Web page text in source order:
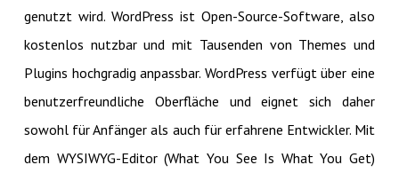
genutzt wird. WordPress ist Open-Source-Software, also
kostenlos nutzbar und mit Tausenden von Themes und
Plugins hochgradig anpassbar. WordPress verfügt über eine
benutzerfreundliche Oberfläche und eignet sich daher
sowohl für Anfänger als auch für erfahrene Entwickler. Mit
dem WYSIWYG-Editor (What You See Is What You Get)